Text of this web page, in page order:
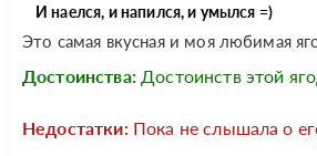
И наелся, и напился, и умылся =)
Это самая вкусная и моя любимая
Достоинства: Достоинств этой
Недостатки: Пока не слышала о